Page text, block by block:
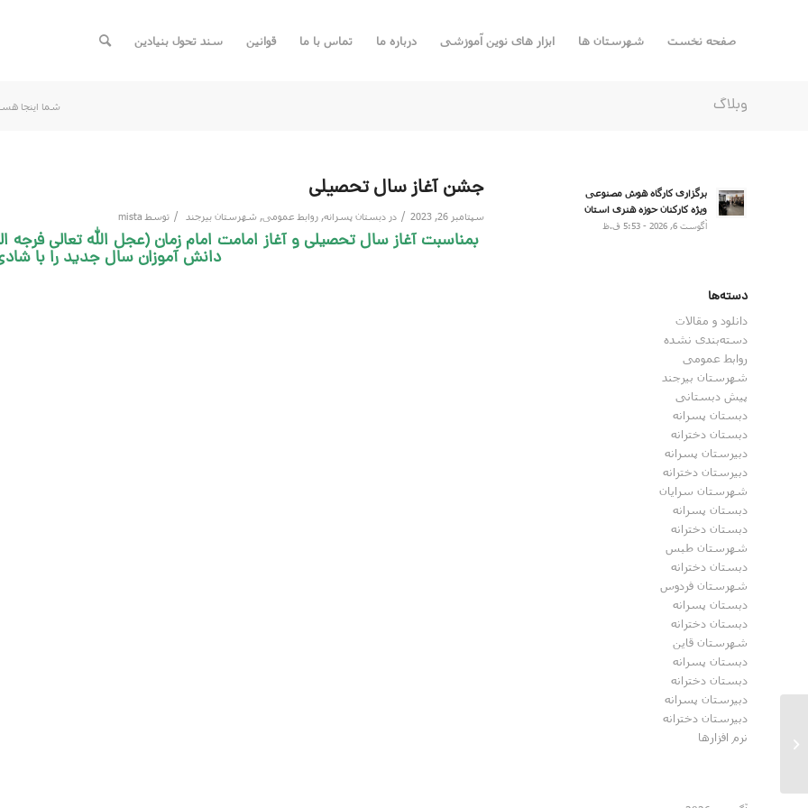
صفحه نخست شهرستان ها ابزار های نوین آموزشی درباره ما تماس با ما قوانین سند تحول بنیادین
وبلاگ شما اینجا
جشن آغاز سال تحصیلی
سپتامبر 26, 2023 / در دبستان پسرانه, روابط عمومی, شهرستان بیرجند / توسط mista
بمناسبت آغاز سال تحصیلی و آغاز امامت امام زمان (عجل الله تعالی
دانش آموزان سال جدید را با
برگزاری کارگاه هوش مصنوعی
ویژه کارکنان حوزه هنری استان
آگوست 6, 2026 - 5:53 ق.ظ
دسته‌ها
دانلود و مقالات
دسته‌بندی نشده
روابط عمومی
شهرستان بیرجند
پیش دبستانی
دبستان پسرانه
دبستان دخترانه
دبیرستان پسرانه
دبیرستان دخترانه
شهرستان سرایان
دبستان پسرانه
دبستان دخترانه
شهرستان طبس
دبستان دخترانه
شهرستان فردوس
دبستان پسرانه
دبستان دخترانه
شهرستان قاین
دبستان پسرانه
دبستان دخترانه
دبیرستان پسرانه
دبیرستان دخترانه
نرم افزارها
برگزاری اولین اردوی
علمی،تفریحی،ورزشی در اردوگاه